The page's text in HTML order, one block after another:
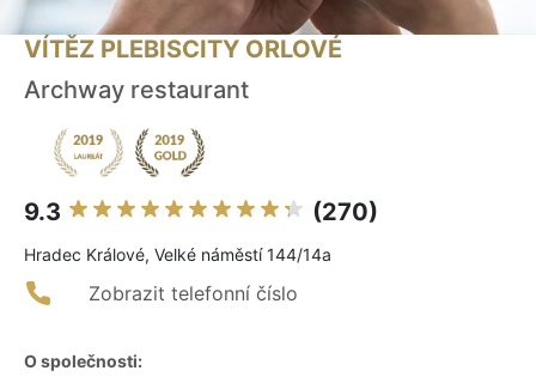
VÍTĚZ PLEBISCITY ORLOVÉ
Archway restaurant
9.3 (270)
Hradec Králové, Velké náměstí 144/14a
Zobrazit telefonní číslo
O společnosti: